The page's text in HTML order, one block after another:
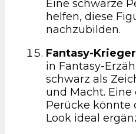
Eine schwarze
helfen, diese
nachzubilden.
Fantasy-Krieger
in Fantasy-
schwarz als
und Macht.
Perücke könnte
Look ideal